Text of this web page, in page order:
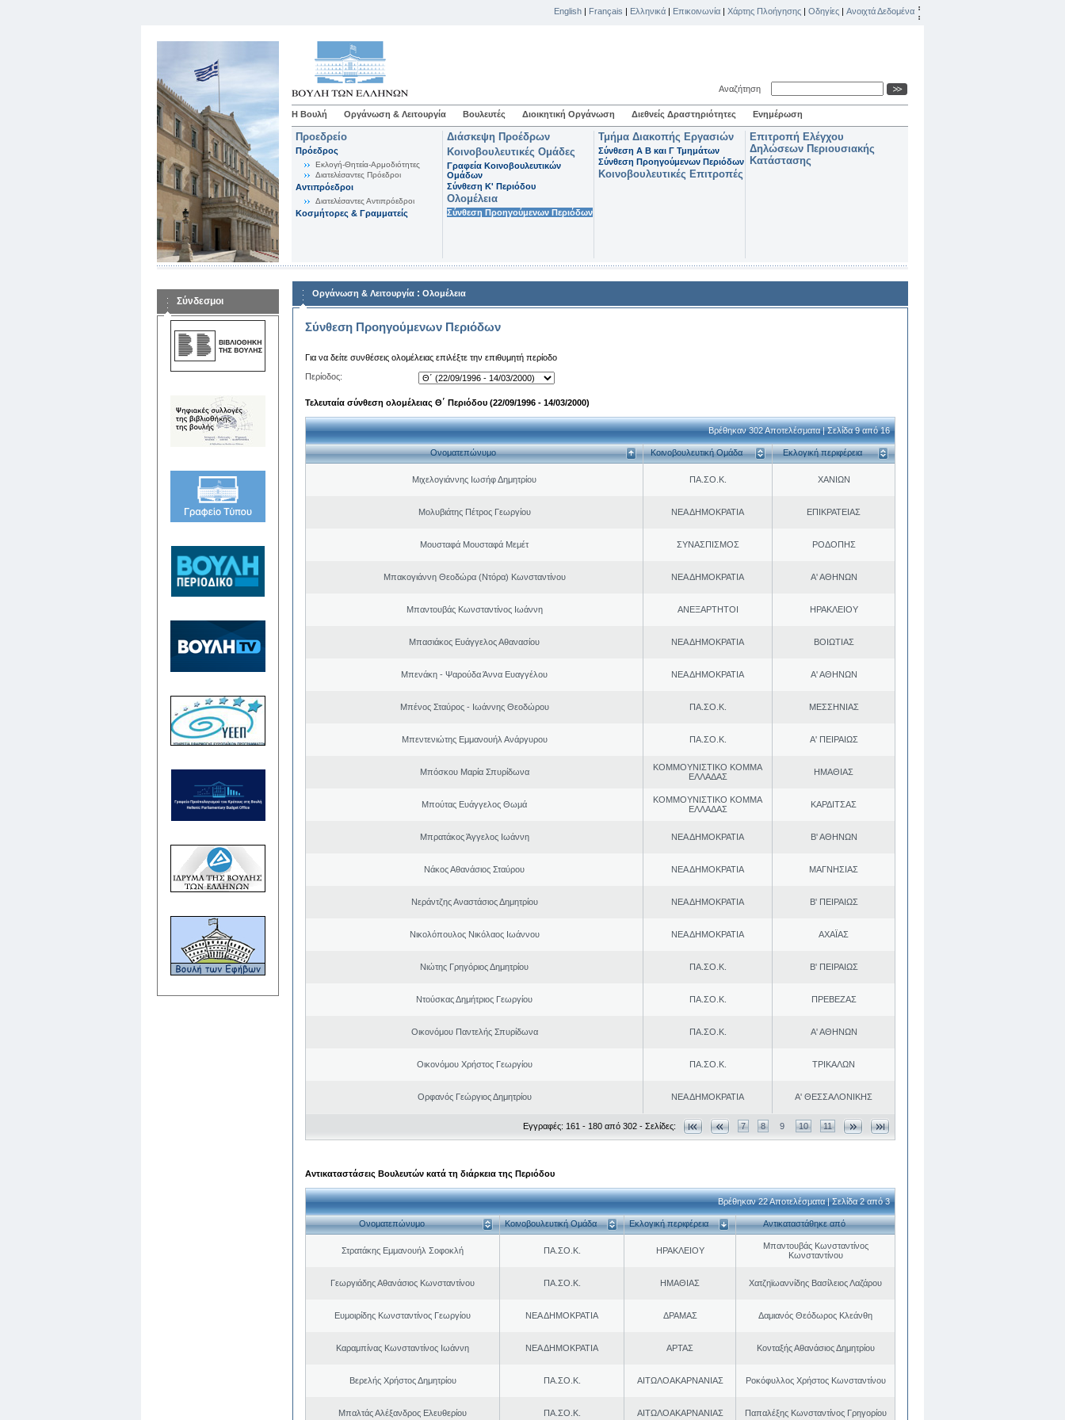
English | Français | Ελληνικά | Επικοινωνία | Χάρτης Πλοήγησης | Οδηγίες | Ανοιχτά Δεδομένα
Αναζήτηση
Η Βουλή Οργάνωση & Λειτουργία Βουλευτές Διοικητική Οργάνωση Διεθνείς Δραστηριότητες Ενημέρωση
Προεδρείο
Πρόεδρος
Εκλογή-Θητεία-Αρμοδιότητες
Διατελέσαντες Πρόεδροι
Αντιπρόεδροι
Διατελέσαντες Αντιπρόεδροι
Κοσμήτορες & Γραμματείς
Διάσκεψη Προέδρων
Κοινοβουλευτικές Ομάδες
Γραφεία Κοινοβουλευτικών
Ομάδων
Σύνθεση K' Περιόδου
Ολομέλεια
Σύνθεση Προηγούμενων Περιόδων
Τμήμα Διακοπής Εργασιών
Σύνθεση Α Β και Γ Τμημάτων
Σύνθεση Προηγούμενων Περιόδων
Κοινοβουλευτικές Επιτροπές
Επιτροπή Ελέγχου
Δηλώσεων Περιουσιακής
Κατάστασης
Σύνδεσμοι
Οργάνωση & Λειτουργία : Ολομέλεια
Σύνθεση Προηγούμενων Περιόδων
Για να δείτε συνθέσεις ολομέλειας επιλέξτε την επιθυμητή περίοδο
Περίοδος:
Τελευταία σύνθεση ολομέλειας Θ΄ Περιόδου (22/09/1996 - 14/03/2000)
Βρέθηκαν 302 Αποτελέσματα | Σελίδα 9 από 16
Ονοματεπώνυμο Κοινοβουλευτική Ομάδα Εκλογική περιφέρεια
Μιχελογιάννης Ιωσήφ Δημητρίου ΠΑ.ΣΟ.Κ. ΧΑΝΙΩΝ
Μολυβιάτης Πέτρος Γεωργίου ΝΕΑ ΔΗΜΟΚΡΑΤΙΑ ΕΠΙΚΡΑΤΕΙΑΣ
Μουσταφά Μουσταφά Μεμέτ ΣΥΝΑΣΠΙΣΜΟΣ ΡΟΔΟΠΗΣ
Μπακογιάννη Θεοδώρα (Ντόρα) Κωνσταντίνου ΝΕΑ ΔΗΜΟΚΡΑΤΙΑ Α' ΑΘΗΝΩΝ
Μπαντουβάς Κωνσταντίνος Ιωάννη ΑΝΕΞΑΡΤΗΤΟΙ ΗΡΑΚΛΕΙΟΥ
Μπασιάκος Ευάγγελος Αθανασίου ΝΕΑ ΔΗΜΟΚΡΑΤΙΑ ΒΟΙΩΤΙΑΣ
Μπενάκη - Ψαρούδα Άννα Ευαγγέλου ΝΕΑ ΔΗΜΟΚΡΑΤΙΑ Α' ΑΘΗΝΩΝ
Μπένος Σταύρος - Ιωάννης Θεοδώρου ΠΑ.ΣΟ.Κ. ΜΕΣΣΗΝΙΑΣ
Μπεντενιώτης Εμμανουήλ Ανάργυρου ΠΑ.ΣΟ.Κ. Α' ΠΕΙΡΑΙΩΣ
Μπόσκου Μαρία Σπυρίδωνα
ΚΟΜΜΟΥΝΙΣΤΙΚΟ ΚΟΜΜΑ
ΕΛΛΑΔΑΣ
ΗΜΑΘΙΑΣ
Μπούτας Ευάγγελος Θωμά
ΚΟΜΜΟΥΝΙΣΤΙΚΟ ΚΟΜΜΑ
ΕΛΛΑΔΑΣ
ΚΑΡΔΙΤΣΑΣ
Μπρατάκος Άγγελος Ιωάννη ΝΕΑ ΔΗΜΟΚΡΑΤΙΑ Β' ΑΘΗΝΩΝ
Νάκος Αθανάσιος Σταύρου ΝΕΑ ΔΗΜΟΚΡΑΤΙΑ ΜΑΓΝΗΣΙΑΣ
Νεράντζης Αναστάσιος Δημητρίου ΝΕΑ ΔΗΜΟΚΡΑΤΙΑ Β' ΠΕΙΡΑΙΩΣ
Νικολόπουλος Νικόλαος Ιωάννου ΝΕΑ ΔΗΜΟΚΡΑΤΙΑ ΑΧΑΪΑΣ
Νιώτης Γρηγόριος Δημητρίου ΠΑ.ΣΟ.Κ. Β' ΠΕΙΡΑΙΩΣ
Ντούσκας Δημήτριος Γεωργίου ΠΑ.ΣΟ.Κ. ΠΡΕΒΕΖΑΣ
Οικονόμου Παντελής Σπυρίδωνα ΠΑ.ΣΟ.Κ. Α' ΑΘΗΝΩΝ
Οικονόμου Χρήστος Γεωργίου ΠΑ.ΣΟ.Κ. ΤΡΙΚΑΛΩΝ
Ορφανός Γεώργιος Δημητρίου ΝΕΑ ΔΗΜΟΚΡΑΤΙΑ Α' ΘΕΣΣΑΛΟΝΙΚΗΣ
Εγγραφές: 161 - 180 από 302 - Σελίδες: 7 8 9 10 11
Αντικαταστάσεις Βουλευτών κατά τη διάρκεια της Περιόδου
Βρέθηκαν 22 Αποτελέσματα | Σελίδα 2 από 3
Ονοματεπώνυμο Κοινοβουλευτική Ομάδα Εκλογική περιφέρεια Αντικαταστάθηκε από
Στρατάκης Εμμανουήλ Σοφοκλή ΠΑ.ΣΟ.Κ. ΗΡΑΚΛΕΙΟΥ
Μπαντουβάς Κωνσταντίνος
Κωνσταντίνου
Γεωργιάδης Αθανάσιος Κωνσταντίνου ΠΑ.ΣΟ.Κ. ΗΜΑΘΙΑΣ Χατζηϊωαννίδης Βασίλειος Λαζάρου
Ευμοιρίδης Κωνσταντίνος Γεωργίου ΝΕΑ ΔΗΜΟΚΡΑΤΙΑ ΔΡΑΜΑΣ Δαμιανός Θεόδωρος Κλεάνθη
Καραμπίνας Κωνσταντίνος Ιωάννη ΝΕΑ ΔΗΜΟΚΡΑΤΙΑ ΑΡΤΑΣ Κονταξής Αθανάσιος Δημητρίου
Βερελής Χρήστος Δημητρίου ΠΑ.ΣΟ.Κ. ΑΙΤΩΛΟΑΚΑΡΝΑΝΙΑΣ Ροκόφυλλος Χρήστος Κωνσταντίνου
Μπαλτάς Αλέξανδρος Ελευθερίου ΠΑ.ΣΟ.Κ. ΑΙΤΩΛΟΑΚΑΡΝΑΝΙΑΣ Παπαλέξης Κωνσταντίνος Γρηγορίου